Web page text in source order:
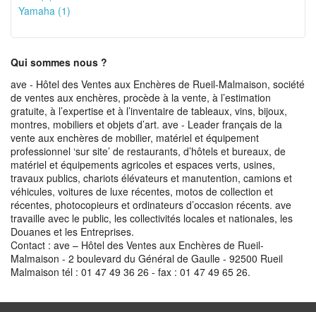
Yamaha (1)
Qui sommes nous ?
ave - Hôtel des Ventes aux Enchères de Rueil-Malmaison, société
de ventes aux enchères, procède à la vente, à l’estimation
gratuite, à l’expertise et à l’inventaire de tableaux, vins, bijoux,
montres, mobiliers et objets d’art. ave - Leader français de la
vente aux enchères de mobilier, matériel et équipement
professionnel ‘sur site’ de restaurants, d’hôtels et bureaux, de
matériel et équipements agricoles et espaces verts, usines,
travaux publics, chariots élévateurs et manutention, camions et
véhicules, voitures de luxe récentes, motos de collection et
récentes, photocopieurs et ordinateurs d’occasion récents. ave
travaille avec le public, les collectivités locales et nationales, les
Douanes et les Entreprises.
Contact : ave – Hôtel des Ventes aux Enchères de Rueil-
Malmaison - 2 boulevard du Général de Gaulle - 92500 Rueil
Malmaison tél : 01 47 49 36 26 - fax : 01 47 49 65 26.